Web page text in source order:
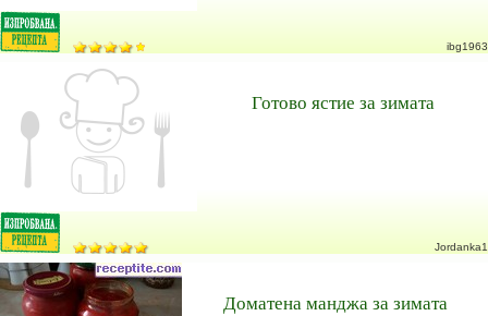
ibg1963
Готово ястие за зимата
Jordanka1
Доматена манджа за зимата